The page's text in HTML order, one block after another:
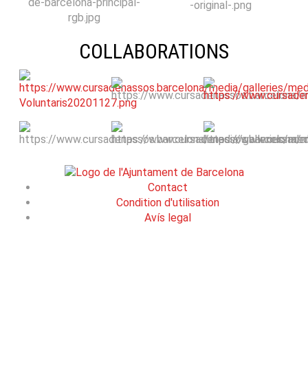
COLLABORATIONS
Contact
Condition d'utilisation
Avís legal